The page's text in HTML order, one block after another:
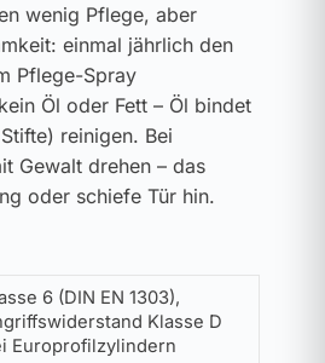
wenig Pflege, aber
einmal jährlich den
Pflege-Spray
Öl oder Fett – Öl bindet
reinigen. Bei
Gewalt drehen – das
oder schiefe Tür hin.
6 (DIN EN 1303),
Klasse D
Europrofilzylindern